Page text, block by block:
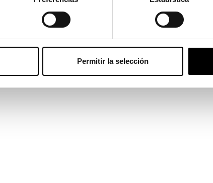
Permitir la selección
391,05€ 381,05€
-10€ DTO